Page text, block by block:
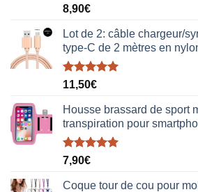
Note5.00
8,90€
Lot de 2: câble chargeur/
type-C de 2 mètres en
Note5.00
11,50€
Housse brassard de sport
transpiration pour
Note5.00
7,90€
Coque tour de cou pour